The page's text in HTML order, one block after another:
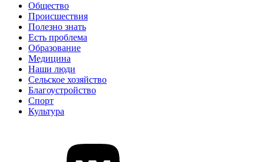
Общество
Происшествия
Полезно знать
Есть проблема
Образование
Медицина
Наши люди
Сельское хозяйство
Благоустройство
Спорт
Культура